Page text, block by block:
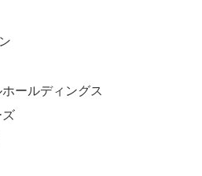
ールディングス
ズ